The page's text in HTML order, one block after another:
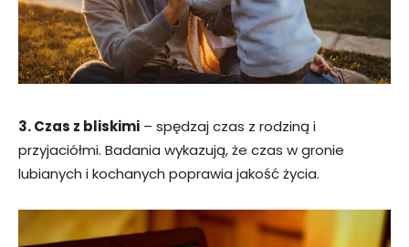
3. Czas z bliskimi – spędzaj czas z rodziną i
przyjaciółmi. Badania wykazują, że czas w gronie
lubianych i kochanych poprawia jakość życia.